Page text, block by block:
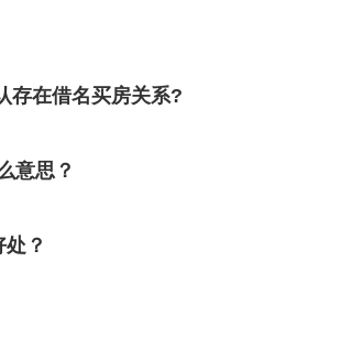
存在借名买房关系?
意思？
？